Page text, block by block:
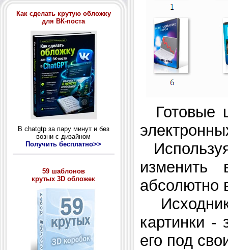
Как сделать крутую обложку
для ВК-поста
В chatgtp за пару минут и без
возни с дизайном
Получить бесплатно>>
59 шаблонов
крутых 3D обложек
Готовые
изменить
абсолютно
картинки -
его под